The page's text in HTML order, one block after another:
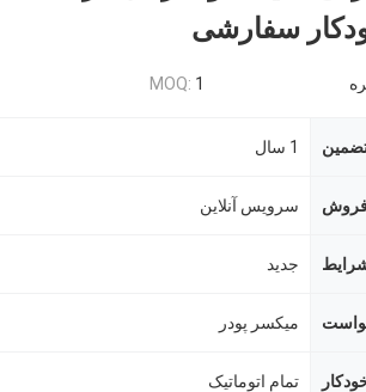
سفارشی
MOQ: 1
1 سال
سرویس آنلاین
جدید
میکسر پودر
تمام اتوماتیک